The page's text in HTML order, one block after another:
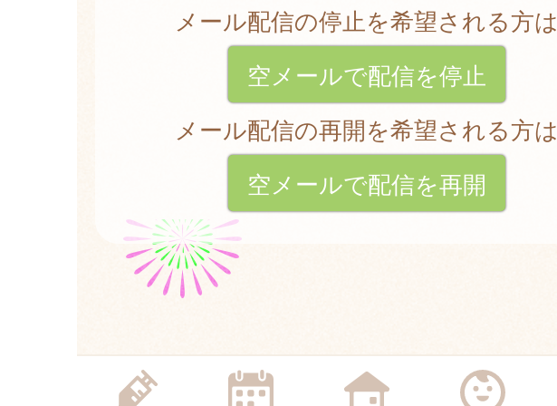
メール配信の停止を希望される方は
空メールで配信を停止
メール配信の再開を希望される方は
空メールで配信を再開